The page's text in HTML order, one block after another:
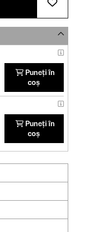
Puneți în
coș
Puneți în
coș